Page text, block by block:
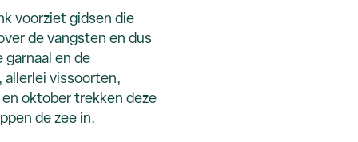
voorziet gidsen die
de vangsten en dus
garnaal en de
allerlei vissoorten,
oktober trekken deze
de zee in.